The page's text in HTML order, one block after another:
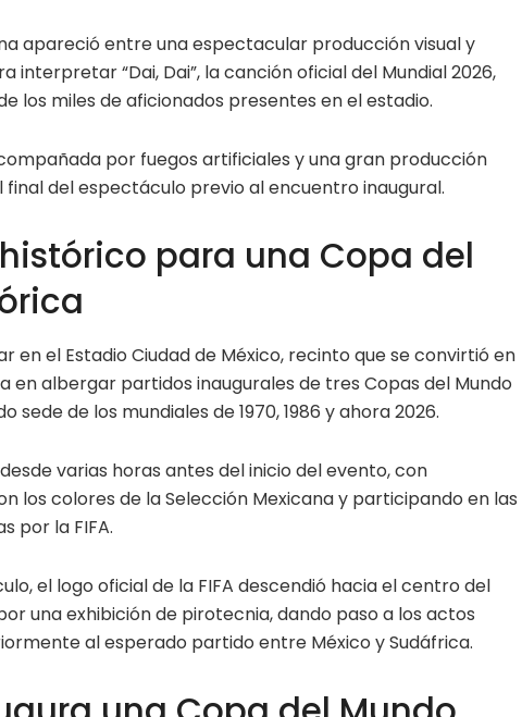
apareció entre una espectacular producción visual y
interpretar “Dai, Dai”, la canción oficial del Mundial 2026,
los miles de aficionados presentes en el estadio.
por fuegos artificiales y una gran producción
del espectáculo previo al encuentro inaugural.
para una Copa del
en el Estadio Ciudad de México, recinto que se convirtió en
en albergar partidos inaugurales de tres Copas del Mundo
sede de los mundiales de 1970, 1986 y ahora 2026.
varias horas antes del inicio del evento, con
los colores de la Selección Mexicana y participando en las
por la FIFA.
el logo oficial de la FIFA descendió hacia el centro del
una exhibición de pirotecnia, dando paso a los actos
al esperado partido entre México y Sudáfrica.